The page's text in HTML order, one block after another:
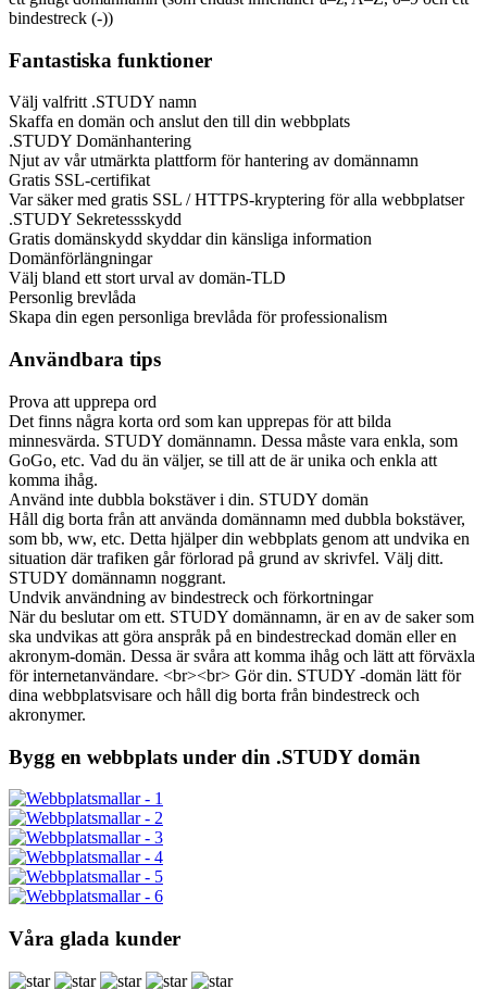
bindestreck (-))
Fantastiska funktioner
Välj valfritt .STUDY namn
Skaffa en domän och anslut den till din webbplats
.STUDY Domänhantering
Njut av vår utmärkta plattform för hantering av domännamn
Gratis SSL-certifikat
Var säker med gratis SSL / HTTPS-kryptering för alla webbplatser
.STUDY Sekretessskydd
Gratis domänskydd skyddar din känsliga information
Domänförlängningar
Välj bland ett stort urval av domän-TLD
Personlig brevlåda
Skapa din egen personliga brevlåda för professionalism
Användbara tips
Prova att upprepa ord
Det finns några korta ord som kan upprepas för att bilda
minnesvärda. STUDY domännamn. Dessa måste vara enkla, som
GoGo, etc. Vad du än väljer, se till att de är unika och enkla att
komma ihåg.
Använd inte dubbla bokstäver i din. STUDY domän
Håll dig borta från att använda domännamn med dubbla bokstäver,
som bb, ww, etc. Detta hjälper din webbplats genom att undvika en
situation där trafiken går förlorad på grund av skrivfel. Välj ditt.
STUDY domännamn noggrant.
Undvik användning av bindestreck och förkortningar
När du beslutar om ett. STUDY domännamn, är en av de saker som
ska undvikas att göra anspråk på en bindestreckad domän eller en
akronym-domän. Dessa är svåra att komma ihåg och lätt att förväxla
för internetanvändare. <br><br> Gör din. STUDY -domän lätt för
dina webbplatsvisare och håll dig borta från bindestreck och
akronymer.
Bygg en webbplats under din .STUDY domän
Våra glada kunder